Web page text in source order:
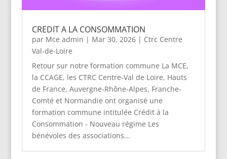
CREDIT A LA CONSOMMATION
par Mce admin | Mar 30, 2026| Ctrc Centre
Val-de-Loire
Retour sur notre formation commune La MCE,
la CCAGE, les CTRC Centre-Val de Loire, Hauts
de France, Auvergne-Rhône-Alpes, Franche-
Comté et Normandie ont organisé une
formation commune intitulée Crédit à la
Consommation - Nouveau régime Les
bénévoles des associations...